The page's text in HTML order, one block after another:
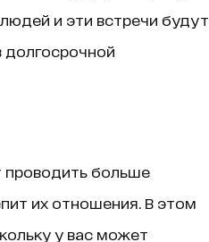
и эти встречи будут
проводить больше
их отношения. В этом
у вас может